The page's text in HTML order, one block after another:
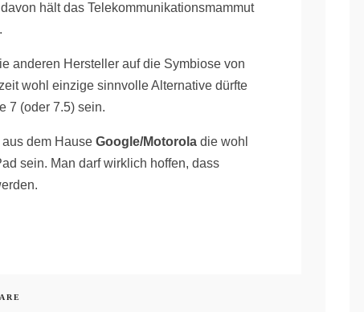
hält das Telekommunikationsmammut
anderen Hersteller auf die Symbiose von
wohl einzige sinnvolle Alternative dürfte
7 (oder 7.5) sein.
dem Hause Google/Motorola die wohl
sein. Man darf wirklich hoffen, dass